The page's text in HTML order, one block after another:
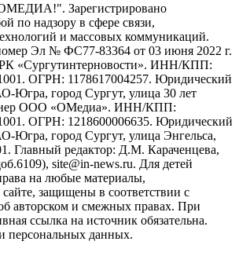
Зарегистрировано
по надзору в сфере связи,
и массовых коммуникаций.
Эл № ФС77-83364 от 03 июня 2022 г.
«Сургутинтерновости». ИНН/КПП:
ОГРН: 1178617004257. Юридический
Югра, город Сургут, улица 30 лет
ООО «ОМедиа». ИНН/КПП:
ОГРН: 1218600006635. Юридический
Югра, город Сургут, улица Энгельса,
Главный редактор: Д.М. Караченцева,
site@in-news.ru. Для детей
на любые материалы,
защищены в соответствии с
авторском и смежных правах. При
ссылка на источник обязательна.
персональных данных.